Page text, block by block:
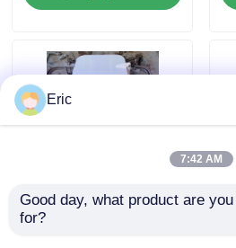
আমাদের সাথে যোগাযোগ করুন
উদ্ধৃতির জন্য আবেদন
Company News
দ্রুত অ্যাকশন সামুদ্রিক
Eric
7:42 AM
Good day, what product are
for?